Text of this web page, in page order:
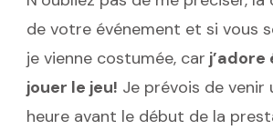
de votre événement et si vous
je vienne costumée, car
jouer le jeu! Je prévois de venir
heure avant le début de la